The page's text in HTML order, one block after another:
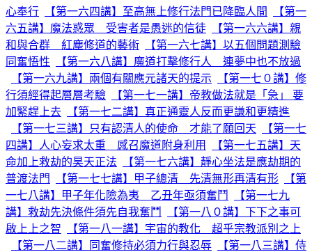
心奉行
【第一六四講】至高無上修行法門已降臨人間
【第一
六五講】魔法惑眾 受害者是愚迷的信徒
【第一六六講】親
和與合群 紅塵修道的藝術
【第一六七講】以五個問題測驗
同奮悟性
【第一六八講】魔道打擊修行人 連夢中也不放過
【第一六九講】兩個有關應元諸天的提示
【第一七０講】修
行須經得起層層考驗
【第一七一講】帝教做法就是「急」 要
加緊趕上去
【第一七二講】真正通靈人反而更謙和更精進
【第一七三講】只有認清人的使命 才能了願回天
【第一七
四講】人心妄求太重 感召魔道附身利用
【第一七五講】天
命加上救劫的昊天正法
【第一七六講】靜心坐法是應劫期的
普渡法門
【第一七七講】甲子總清 先清無形再清有形
【第
一七八講】甲子年化險為夷 乙丑年亟須奮鬥
【第一七九
講】救劫先決條件須先自我奮鬥
【第一八０講】下下之事可
啟上上之智
【第一八一講】宇宙的教化 超乎宗教派別之上
【第一八二講】同奮修持必須力行與忍辱
【第一八三講】侍